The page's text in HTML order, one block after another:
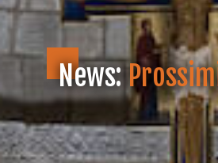
News: